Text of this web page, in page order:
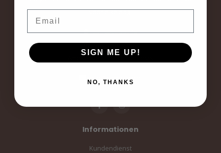
voor elke dag.
Langestraat 19
3811AA Amersfoort
Amersfoort, the Netherlands
info@sampiace.nl
Informationen
Kundendienst
SIGN ME UP!
NO, THANKS